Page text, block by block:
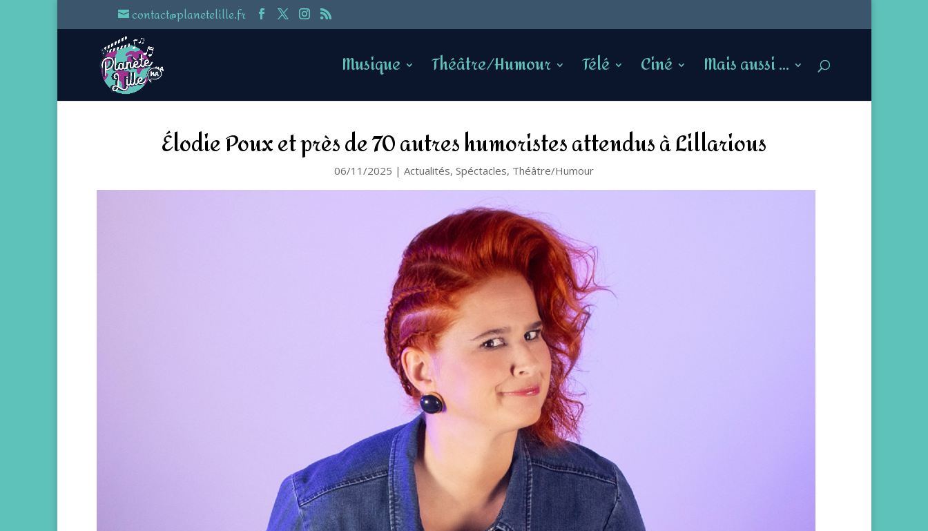
contact@planetelille.fr
Musique Théâtre/Humour Télé Ciné Mais aussi …
Élodie Poux et près de 70 autres humoristes attendus à Lillarious
06/11/2025 | Actualités, Spéctacles, Théâtre/Humour